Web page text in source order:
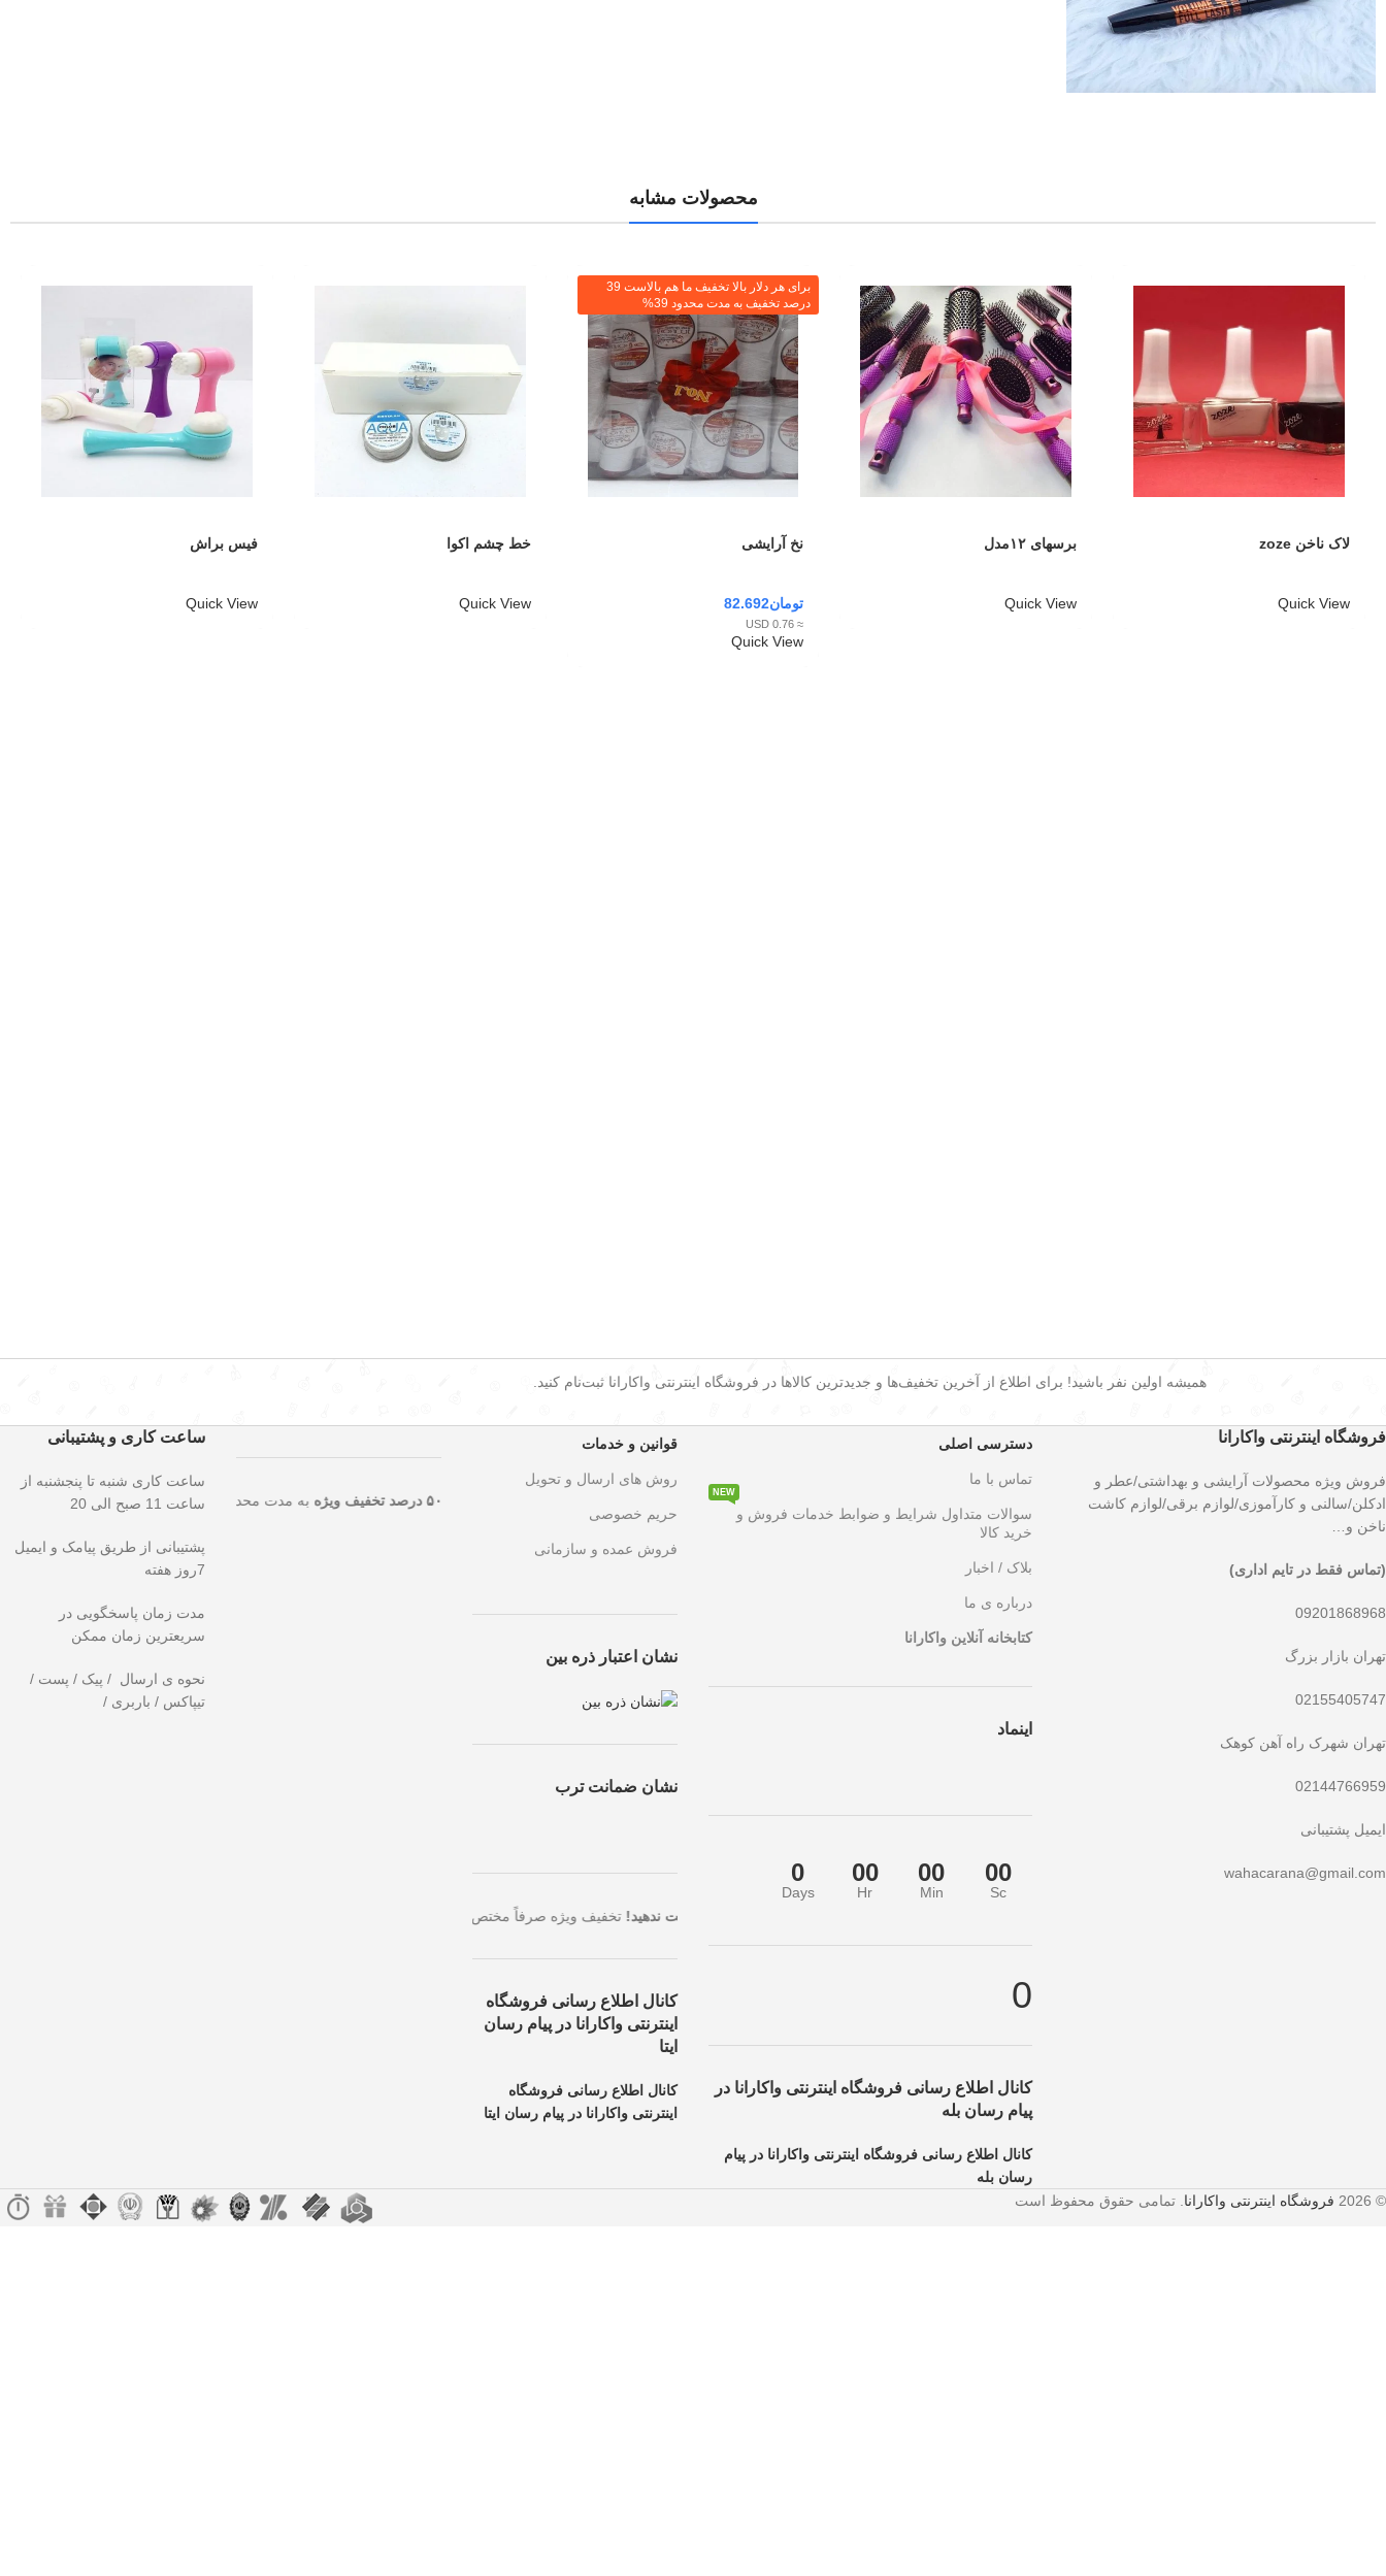
محصولات مشابه
لاک ناخن zoze
Quick View
برسهای ۱۲مدل
Quick View
برای هر دلار بالا تخفیف ما هم بالاست 39
درصد تخفیف به مدت محدود 39%
نخ آرایشی
تومان82.692
≈ 0.76 USD
Quick View
خط چشم اکوا
Quick View
فیس براش
Quick View
همیشه اولین نفر باشید! برای اطلاع از آخرین تخفیف‌ها و جدیدترین کالاها در فروشگاه اینترنتی واکارانا ثبت‌نام کنید.
فروشگاه اینترنتی واکارانا
فروش ویژه محصولات آرایشی و بهداشتی/عطر و
ادکلن/سالنی و کارآموزی/لوازم برقی/لوازم کاشت
ناخن و…
(تماس فقط در تایم اداری)
09201868968
تهران بازار بزرگ
02155405747
تهران شهرک راه آهن کوهک
02144766959
ایمیل پشتیبانی
wahacarana@gmail.com
دسترسی اصلی
تماس با ما
سوالات متداول شرایط و ضوابط خدمات فروش و
خرید کالا
NEW
بلاک / اخبار
درباره ی ما
کتابخانه آنلاین واکارانا
اینماد
0
Days
00
Hr
00
Min
00
Sc
0
کانال اطلاع رسانی فروشگاه اینترنتی واکارانا در
پیام رسان بله
کانال اطلاع رسانی فروشگاه اینترنتی واکارانا در پیام
رسان بله
قوانین و خدمات
روش های ارسال و تحویل
حریم خصوصی
فروش عمده و سازمانی
نشان اعتبار ذره بین
نشان ضمانت ترب
فرصت طلایی را از دست ندهید!ویژه صرفاً مختص خریدهای امروز است. برای دریافت بهترین قیمت با بالاترین تخفیف، همین حالا سفارش خود را ثبت کنید.
کانال اطلاع رسانی فروشگاه
اینترنتی واکارانا در پیام رسان
ایتا
کانال اطلاع رسانی فروشگاه
اینترنتی واکارانا در پیام رسان ایتا
۵۰ درصد تخفیف ویژه به مدت محدود روی تمامی به مدت محدود روی تمامی محصولات. این فرصت استثنایی را از دست ندهید!
ساعت کاری و پشتیبانی
ساعت کاری شنبه تا پنجشنبه از
ساعت 11 صبح الی 20
پشتیبانی از طریق پیامک و ایمیل
7روز هفته
مدت زمان پاسخگویی در
سریعترین زمان ممکن
نحوه ی ارسال / پیک / پست /
تیپاکس / باربری /
© 2026 فروشگاه اینترنتی واکارانا . تمامی حقوق محفوظ است